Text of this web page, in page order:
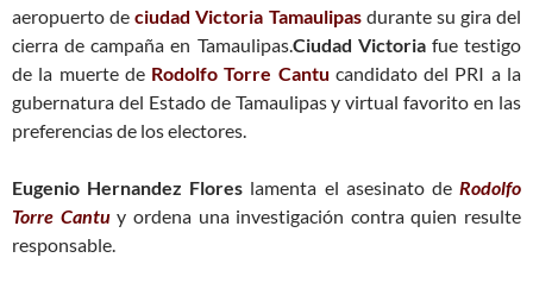
aeropuerto deciudad Victoria Tamaulipasdurante su gira del
cierra de campaña en Tamaulipas.Ciudad Victoriafue testigo
de la muerte de Rodolfo Torre Cantu candidato del PRI a la
gubernatura del Estado de Tamaulipas y virtual favorito en las
preferencias de los electores.
Eugenio Hernandez Flores lamenta el asesinato deRodolfo
Torre Cantu y ordena una investigación contra quien resulte
responsable.